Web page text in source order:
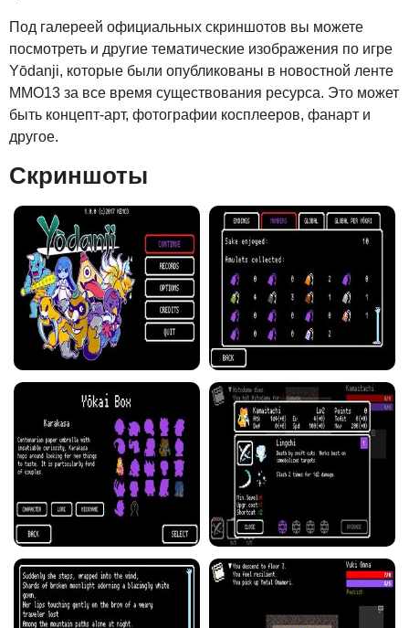
Под галереей официальных скриншотов вы можете
посмотреть и другие тематические изображения по игре
Yōdanji, которые были опубликованы в новостной ленте
MMO13 за все время существования ресурса. Это может
быть концепт-арт, фотографии косплееров, фанарт и
другое.
Скриншоты